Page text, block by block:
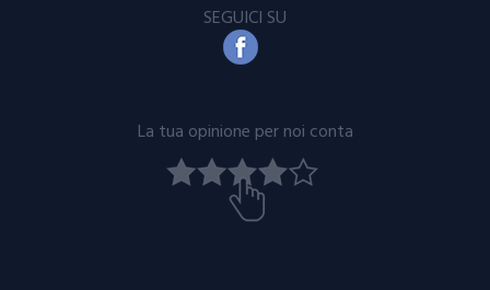
SEGUICI SU
La tua opinione per noi conta